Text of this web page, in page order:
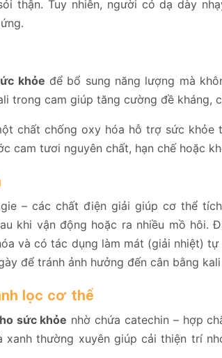
thận. Tuy nhiên, người có dạ dày
khỏe để bổ sung năng lượng mà
trong cam giúp tăng cường đề kháng,
chất chống oxy hóa hỗ trợ sức khỏe
cam tươi nguyên chất, hạn chế hoặc
– các chất điện giải giúp cơ thể
khi vận động hoặc ra nhiều mồ hôi.
và có tác dụng làm mát (giải nhiệt) tự
để tránh ảnh hưởng đến cân bằng
lọc cơ thể
sức khỏe nhờ chứa catechin – hợp
thường xuyên giúp cải thiện trí